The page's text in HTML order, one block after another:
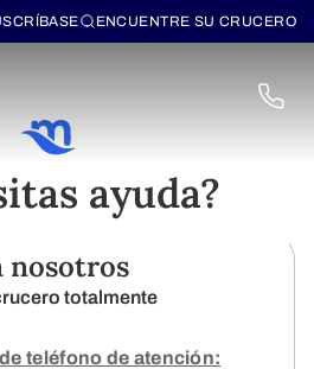
ENCUENTRE SU CRUCERO
ayuda?
nosotros
totalmente
teléfono de atención: